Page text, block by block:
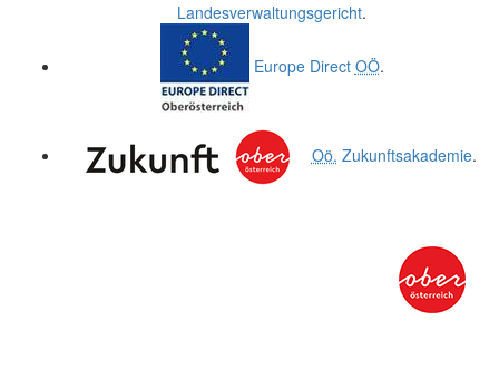
Landesverwaltungsgericht.
Europe Direct OÖ.
Oö. Zukunftsakademie.